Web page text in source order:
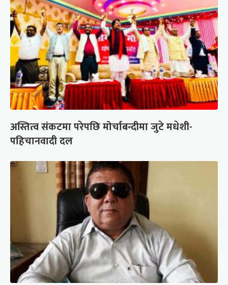
अस्तित्व संकटमा परेपछि मोर्चाबन्दीमा जुटे मधेशी-
पहिचानवादी दल